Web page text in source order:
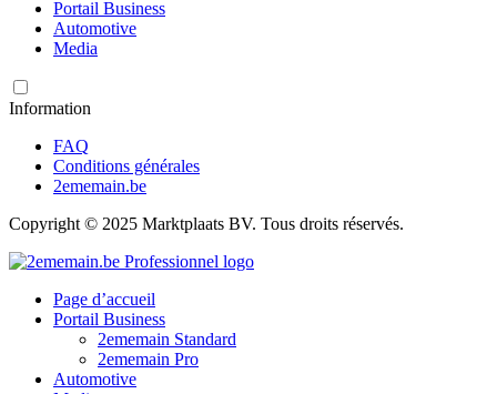
Portail Business
Automotive
Media
Information
FAQ
Conditions générales
2ememain.be
Copyright © 2025 Marktplaats BV. Tous droits réservés.
Page d’accueil
Portail Business
2ememain Standard
2ememain Pro
Automotive